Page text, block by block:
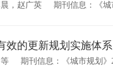
，赵广英 期刊信息：《城
效的更新规划实施体系
期刊信息：《城市规划》